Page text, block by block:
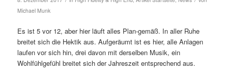
Michael Munk
Es ist 5 vor 12, aber hier läuft alles Plan-gemäß. In aller Ruhe
breitet sich die Hektik aus. Aufgeräumt ist es hier, alle Anlagen
laufen vor sich hin, drei davon mit derselben Musik, ein
Wohlfühlgefühl breitet sich der Jahreszeit entsprechend aus.